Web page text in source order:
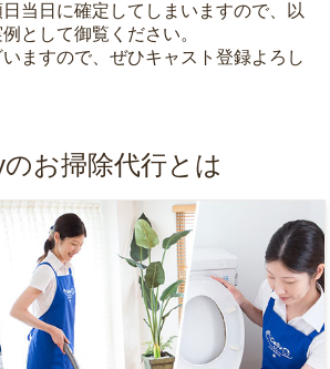
当日に確定してしまいますので、以
として御覧ください。
ますので、ぜひキャスト登録よろし
のお掃除代行とは